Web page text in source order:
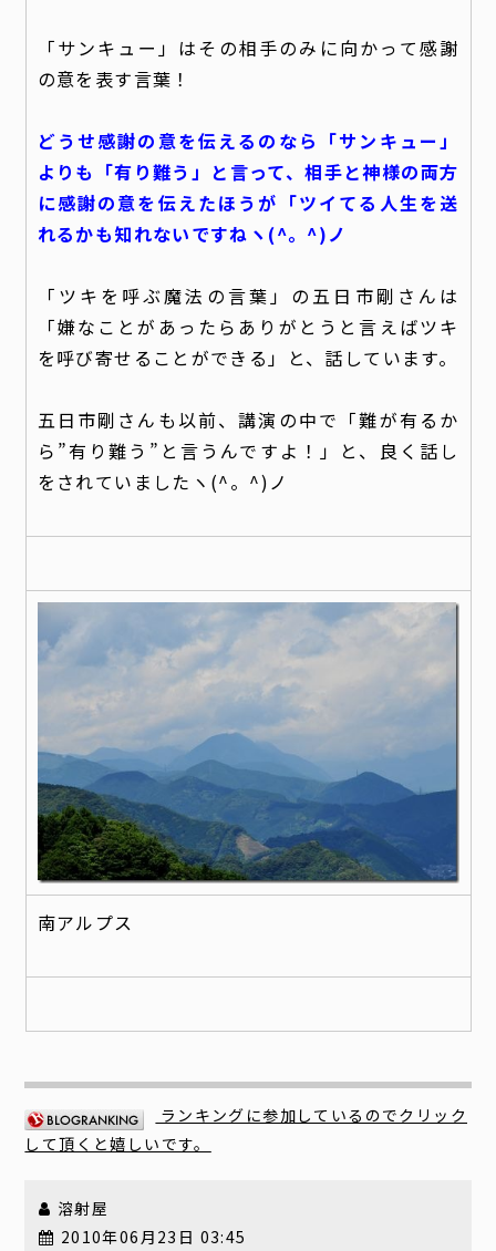
「サンキュー」はその相手のみに向かって感謝
の意を表す言葉！
どうせ感謝の意を伝えるのなら「サンキュー」
よりも「有り難う」と言って、相手と神様の両方
に感謝の意を伝えたほうが「ツイてる人生を送
れるかも知れないですねヽ(^。^)ノ
「ツキを呼ぶ魔法の言葉」の五日市剛さんは
「嫌なことがあったらありがとうと言えばツキ
を呼び寄せることができる」と、話しています。
五日市剛さんも以前、講演の中で「難が有るか
ら”有り難う”と言うんですよ！」と、良く話し
をされていましたヽ(^。^)ノ
南アルプス
ランキングに参加しているのでクリック
して頂くと嬉しいです。
溶射屋
2010年06月23日 03:45